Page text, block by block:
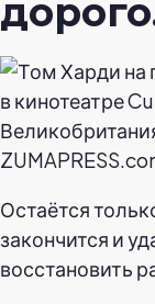
Остаётся
закончится и
восстановить